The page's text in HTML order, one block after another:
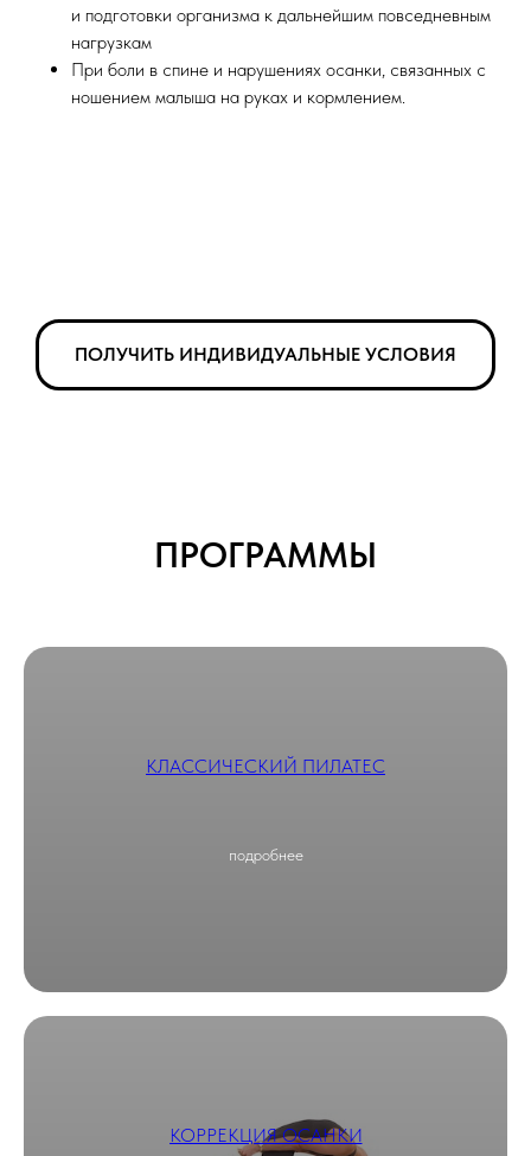
и подготовки организма к дальнейшим повседневным
нагрузкам
При боли в спине и нарушениях осанки, связанных с
ношением малыша на руках и кормлением.
ПОЛУЧИТЬ ИНДИВИДУАЛЬНЫЕ УСЛОВИЯ
ПРОГРАММЫ
КЛАССИЧЕСКИЙ ПИЛАТЕС
подробнее
КОРРЕКЦИЯ ОСАНКИ